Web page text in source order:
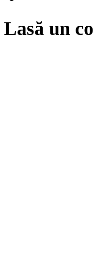
Lasă un